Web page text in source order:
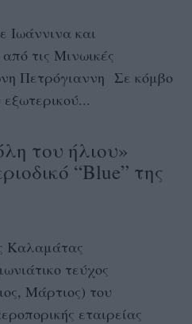
Ιωάννινα και
τις Μινωικές
Πετρόγιαννη Σε κόμβο
του ήλιου»
“Blue” της
Καλαμάτας
τεύχος
Μάρτιος) του
εταιρείας